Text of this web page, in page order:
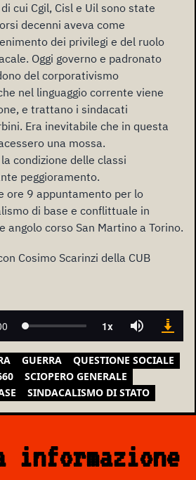
cui Cgil, Cisl e Uil sono state
decenni aveva come
dei privilegi e del ruolo
Oggi governo e padronato
del corporativismo
nel linguaggio corrente viene
e trattano i sindacati
Era inevitabile che in questa
una mossa.
condizione delle classi
peggioramento.
ore 9 appuntamento per lo
di base e conflittuale in
angolo corso San Martino a Torino.
Cosimo Scarinzi della CUB
GUERRA
QUESTIONE SOCIALE
SCIOPERO GENERALE
SINDACALISMO DI STATO
informazione